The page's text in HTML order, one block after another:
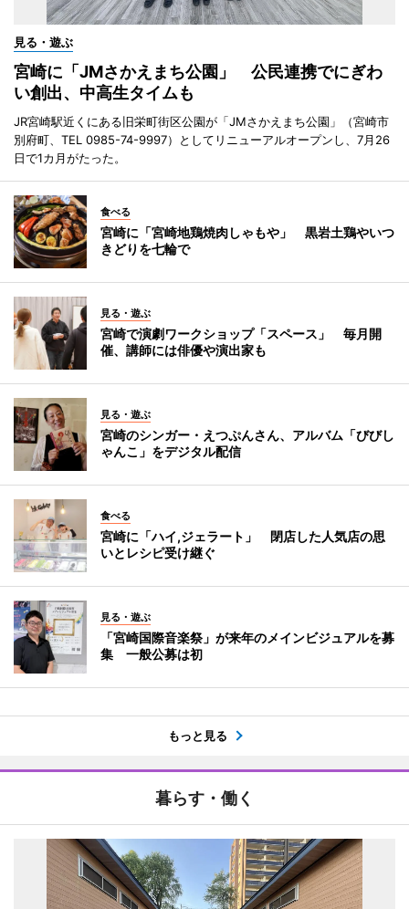
見る・遊ぶ
宮崎に「JMさかえまち公園」 公民連携でにぎわ
い創出、中高生タイムも
JR宮崎駅近くにある旧栄町街区公園が「JMさかえまち公園」（宮崎市
別府町、TEL 0985-74-9997）としてリニューアルオープンし、7月26
日で1カ月がたった。
食べる
宮崎に「宮崎地鶏焼肉しゃもや」 黒岩土鶏やいつ
きどりを七輪で
見る・遊ぶ
宮崎で演劇ワークショップ「スペース」 毎月開
催、講師には俳優や演出家も
見る・遊ぶ
宮崎のシンガー・えつぷんさん、アルバム「びびし
ゃんこ」をデジタル配信
食べる
宮崎に「ハイ,ジェラート」 閉店した人気店の思
いとレシピ受け継ぐ
見る・遊ぶ
「宮崎国際音楽祭」が来年のメインビジュアルを募
集 一般公募は初
もっと見る
暮らす・働く